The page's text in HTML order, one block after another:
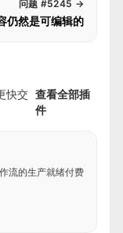
问题 #5245 →
仍然是可编辑的
快交 查看全部插
件
流的生产就绪付费